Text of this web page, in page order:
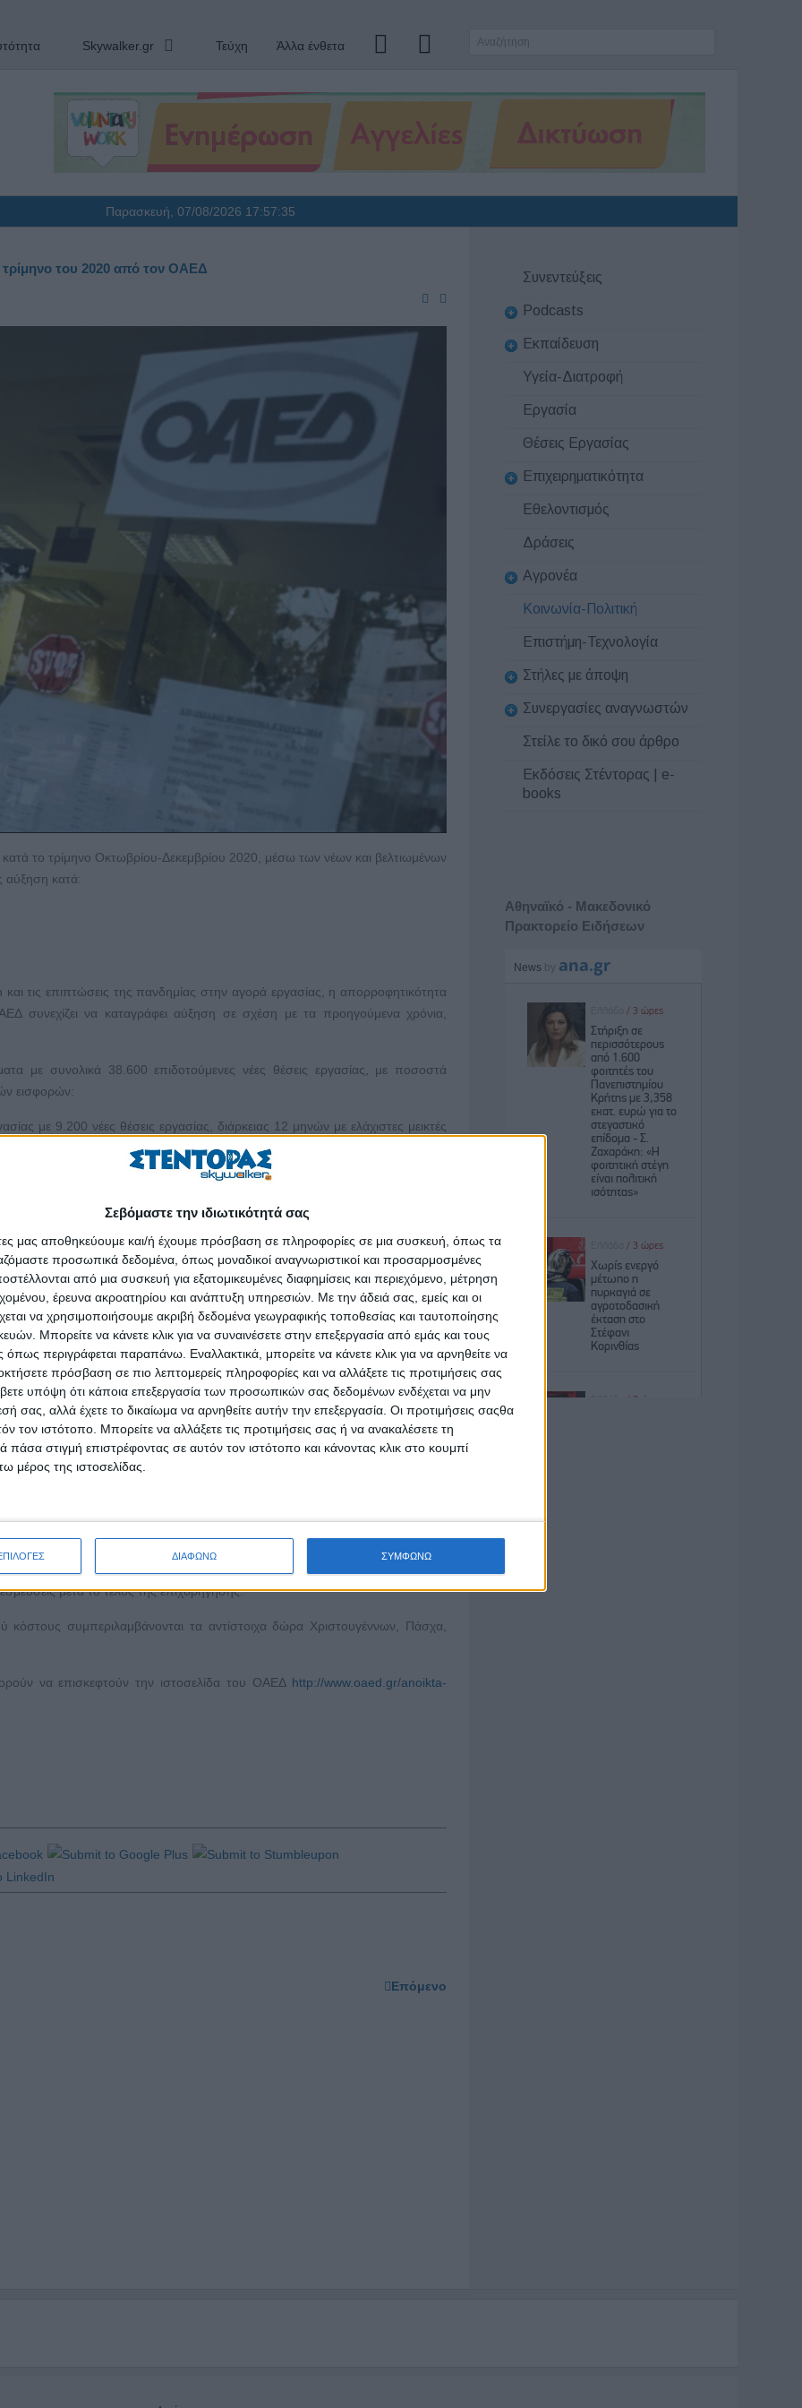
Σεβόμαστε την ιδιωτικότητά σας
μας αποθηκεύουμε και/ή έχουμε πρόσβαση σε πληροφορίες σε μια συσκευή, όπως τα
προσωπικά δεδομένα, όπως μοναδικοί αναγνωριστικοί και προσαρμοσμένες
από μια συσκευή για εξατομικευμένες διαφημίσεις και περιεχόμενο, μέτρηση
έρευνα ακροατηρίου και ανάπτυξη υπηρεσιών. Με την άδειά σας, εμείς και οι
να χρησιμοποιήσουμε ακριβή δεδομένα γεωγραφικής τοποθεσίας και ταυτοποίησης
Μπορείτε να κάνετε κλικ για να συναινέσετε στην επεξεργασία από εμάς και τους
περιγράφεται παραπάνω. Εναλλακτικά, μπορείτε να κάνετε κλικ για να αρνηθείτε να
πρόσβαση σε πιο λεπτομερείς πληροφορίες και να αλλάξετε τις προτιμήσεις σας
υπόψη ότι κάποια επεξεργασία των προσωπικών σας δεδομένων ενδέχεται να μην
σας, αλλά έχετε το δικαίωμα να αρνηθείτε αυτήν την επεξεργασία. Οι προτιμήσεις σαςθα
τον ιστότοπο. Μπορείτε να αλλάξετε τις προτιμήσεις σας ή να ανακαλέσετε τη
στιγμή επιστρέφοντας σε αυτόν τον ιστότοπο και κάνοντας κλικ στο κουμπί
μέρος της ιστοσελίδας.
ΔΙΑΦΩΝΩ ΣΥΜΦΩΝΩ
Skywalker.gr Τεύχη Άλλα ένθετα
Παρασκευή, 07/08/2026 17:57:36
του 2020 από τον ΟΑΕΔ
το τρίμηνο Οκτωβρίου-Δεκεμβρίου 2020, μέσω των νέων και βελτιωμένων
κατά:
τις επιπτώσεις της πανδημίας στην αγορά εργασίας, η απορροφητικότητα
συνεχίζει να καταγράφει αύξηση σε σχέση με τα προηγούμενα χρόνια,
με συνολικά 38.600 επιδοτούμενες νέες θέσεις εργασίας, με ποσοστά
εισφορών:
με 9.200 νέες θέσεις εργασίας, διάρκειας 12 μηνών με ελάχιστες μεικτές
μετατρέπουν το επίδομα ανεργίας τους σε «επιταγή επανένταξης στην
μηνιαίου μισθολογικού και μη μισθολογικού κόστους έως τα 830Euro
ετών με 8.500 νέες θέσεις εργασίας σε ΝΠΔΔ, δημόσιες επιχειρήσεις,
διάρκειας 12 μηνών με δυνατότητα επέκτασης για επιπλέον 12 μήνες. Η
και μη μισθολογικού κόστους έως τα 750Euro μηνιαία.
νέες θέσεις εργασίας, διάρκειας 12 μηνών. Η επιδότηση ανέρχεται στο
έως τα 750Euro μηνιαία.
ετών με 5.200 νέες θέσεις εργασίας σε κλάδους έξυπνης εξειδίκευσης,
του μηνιαίου μισθολογικού και μη μισθολογικού κόστους έως τα 800Euro
ετών με 3.500 νέες θέσεις εργασίας, διάρκειας 10 μηνών. Η επιδότηση
μισθολογικού κόστους έως τα 750Euro μηνιαία.
18-30 ετών με 3.000 νέες θέσεις εργασίας στις Περιφέρειες Ανατολικής
και Στερεάς Ελλάδας, διάρκειας 7 μηνών. Ο ΟΑΕΔ καταβάλει μηνιαία
ασφαλιστικές εισφορές).
Ομάδες με 1.200 νέες θέσεις εργασίας, διάρκειας 12 μηνών με
ανέρχεται στο 90% του μηνιαίου μισθολογικού και μη μισθολογικού
οι προϋποθέσεις συμμετοχής, έχουν επιταχυνθεί οι διαδικασίες
μετά το τέλος της επιχορήγησης.
κόστους συμπεριλαμβάνονται τα αντίστοιχα δώρα Χριστουγέννων, Πάσχα,
να επισκεφτούν την ιστοσελίδα του ΟΑΕΔ http://www.oaed.gr/anoikta-
Επόμενο
Συνεντεύξεις
Podcasts
Εκπαίδευση
Υγεία-Διατροφή
Εργασία
Θέσεις Εργασίας
Επιχειρηματικότητα
Εθελοντισμός
Δράσεις
Αγρονέα
Κοινωνία-Πολιτική
Επιστήμη-Τεχνολογία
Στήλες με άποψη
Συνεργασίες αναγνωστών
Στείλε το δικό σου άρθρο
Εκδόσεις Στέντορας | e-
books
Αθηναϊκό - Μακεδονικό
Πρακτορείο Ειδήσεων